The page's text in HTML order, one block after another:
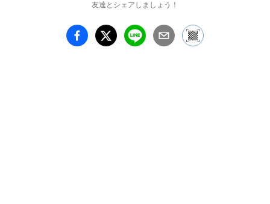
友達とシェアしましょう！